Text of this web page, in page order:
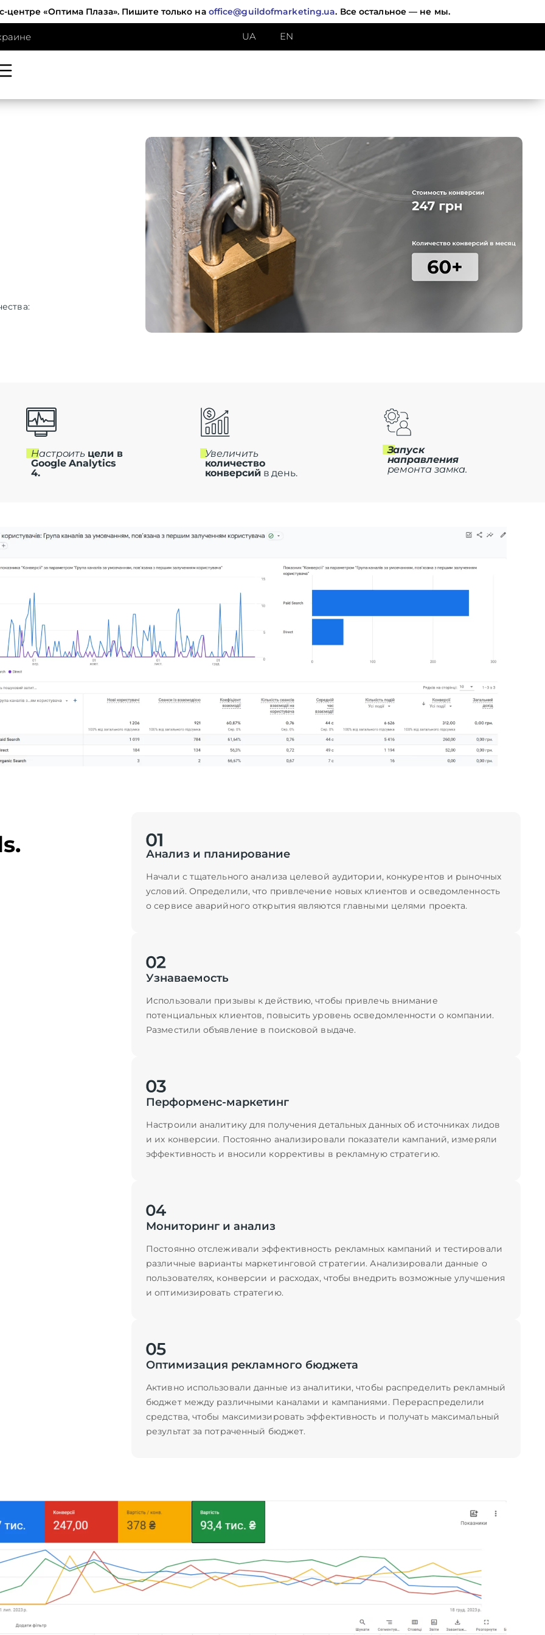
«Оптима Плаза». Пишите только на office@guildofmarketing.ua. Все остальное — не мы.
UA EN
BНастроить цели в
Google Analytics
4.
B
Увеличить
количество
конверсийв день.
BЗапуск
направления
ремонта замка.
Анализ и планирование
Начали с тщательного анализа целевой аудитории, конкурентов и рыночных
условий. Определили, что привлечение новых клиентов и осведомленность
о сервисе аварийного открытия являются главными целями проекта.
Узнаваемость
Использовали призывы к действию, чтобы привлечь внимание
потенциальных клиентов, повысить уровень осведомленности о компании.
Разместили объявление в поисковой выдаче.
Перформенс-маркетинг
Настроили аналитику для получения детальных данных об источниках лидов
и их конверсии. Постоянно анализировали показатели кампаний, измеряли
эффективность и вносили коррективы в рекламную стратегию.
Мониторинг и анализ
Постоянно отслеживали эффективность рекламных кампаний и тестировали
различные варианты маркетинговой стратегии. Анализировали данные о
пользователях, конверсии и расходах, чтобы внедрить возможные улучшения
и оптимизировать стратегию.
Оптимизация рекламного бюджета
Активно использовали данные из аналитики, чтобы распределить рекламный
бюджет между различными каналами и кампаниями. Перераспределили
средства, чтобы максимизировать эффективность и получать максимальный
результат за потраченный бюджет.